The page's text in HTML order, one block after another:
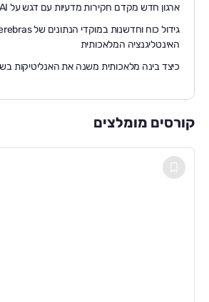
ארגון חדש מקדם חקירות מדעיות עם דגש על AI
האינטליגנציה המלאכותית
כיצד בינה מלאכותית משנה את האנליטיקות
קורסים מומלצים